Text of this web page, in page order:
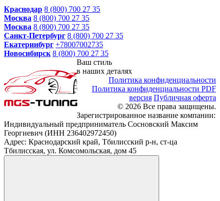
Краснодар 8 (800) 700 27 35
Москва 8 (800) 700 27 35
Москва 8 (800) 700 27 35
Санкт-Петербург 8 (800) 700 27 35
Екатеринбург +78007002735
Новосибирск 8 (800) 700 27 35
Ваш стиль
в наших деталях
Политика конфиденциальности
Политика конфиденциальности PDF
версия Публичная оферта
© 2026 Все права защищены.
Зарегистрированное название компании:
Индивидуальный предприниматель Сосновский Максим
Георгиевич (ИНН 236402972450)
Адрес: Краснодарский край, Тбилисский р-н, ст-ца
Тбилисская, ул. Комсомольская, дом 45